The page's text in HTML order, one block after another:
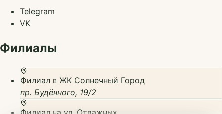
Telegram
VK
Филиалы
Филиал в ЖК Солнечный Город
пр. Будённого, 19/2
Филиал на ул. Отважных